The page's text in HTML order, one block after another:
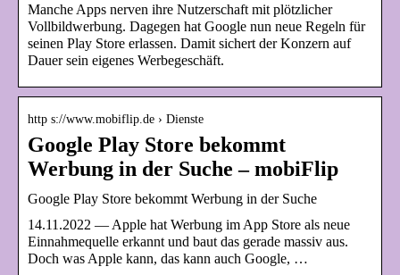
Manche Apps nerven ihre Nutzerschaft mit plötzlicher
Vollbildwerbung. Dagegen hat Google nun neue Regeln für
seinen Play Store erlassen. Damit sichert der Konzern auf
Dauer sein eigenes Werbegeschäft.
http s://www.mobiflip.de › Dienste
Google Play Store bekommt
Werbung in der Suche – mobiFlip
Google Play Store bekommt Werbung in der Suche
14.11.2022 — Apple hat Werbung im App Store als neue
Einnahmequelle erkannt und baut das gerade massiv aus.
Doch was Apple kann, das kann auch Google, …